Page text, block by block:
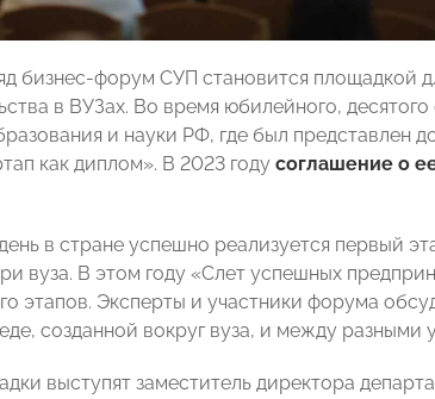
бизнес-форум СУП становится площадкой
в ВУЗах. Во время юбилейного,
и науки РФ, где был представлен
как диплом». В 2023 году соглашение о
в стране успешно реализуется первый
вуза. В этом году «Слет успешных
этапов. Эксперты и участники форума
созданной вокруг вуза, и между разными
выступят заместитель директора